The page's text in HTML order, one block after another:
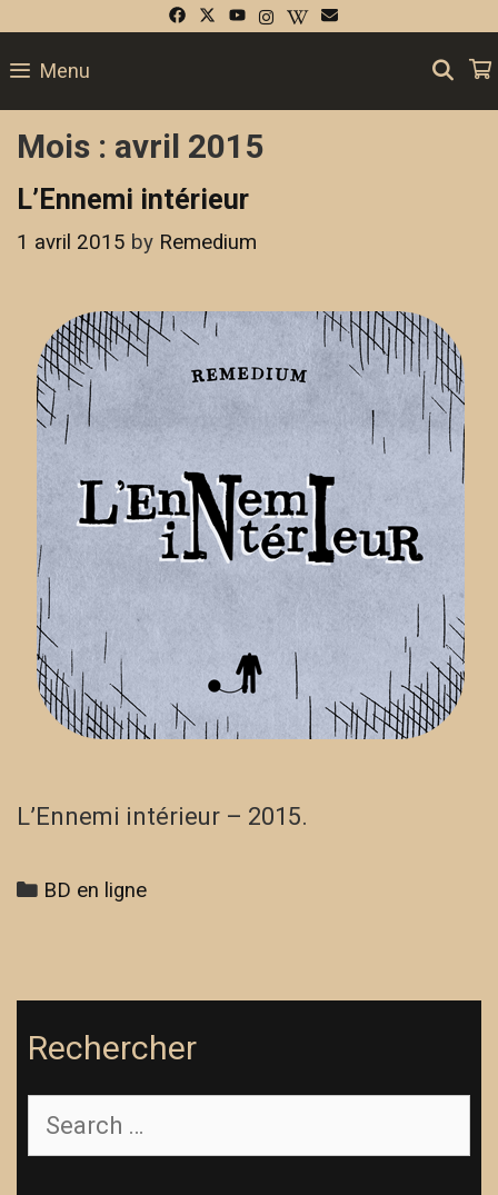
content
Menu
Mois : avril 2015
L’Ennemi intérieur
1 avril 2015 by Remedium
L’Ennemi intérieur – 2015.
Categories
BD en ligne
Rechercher
for: